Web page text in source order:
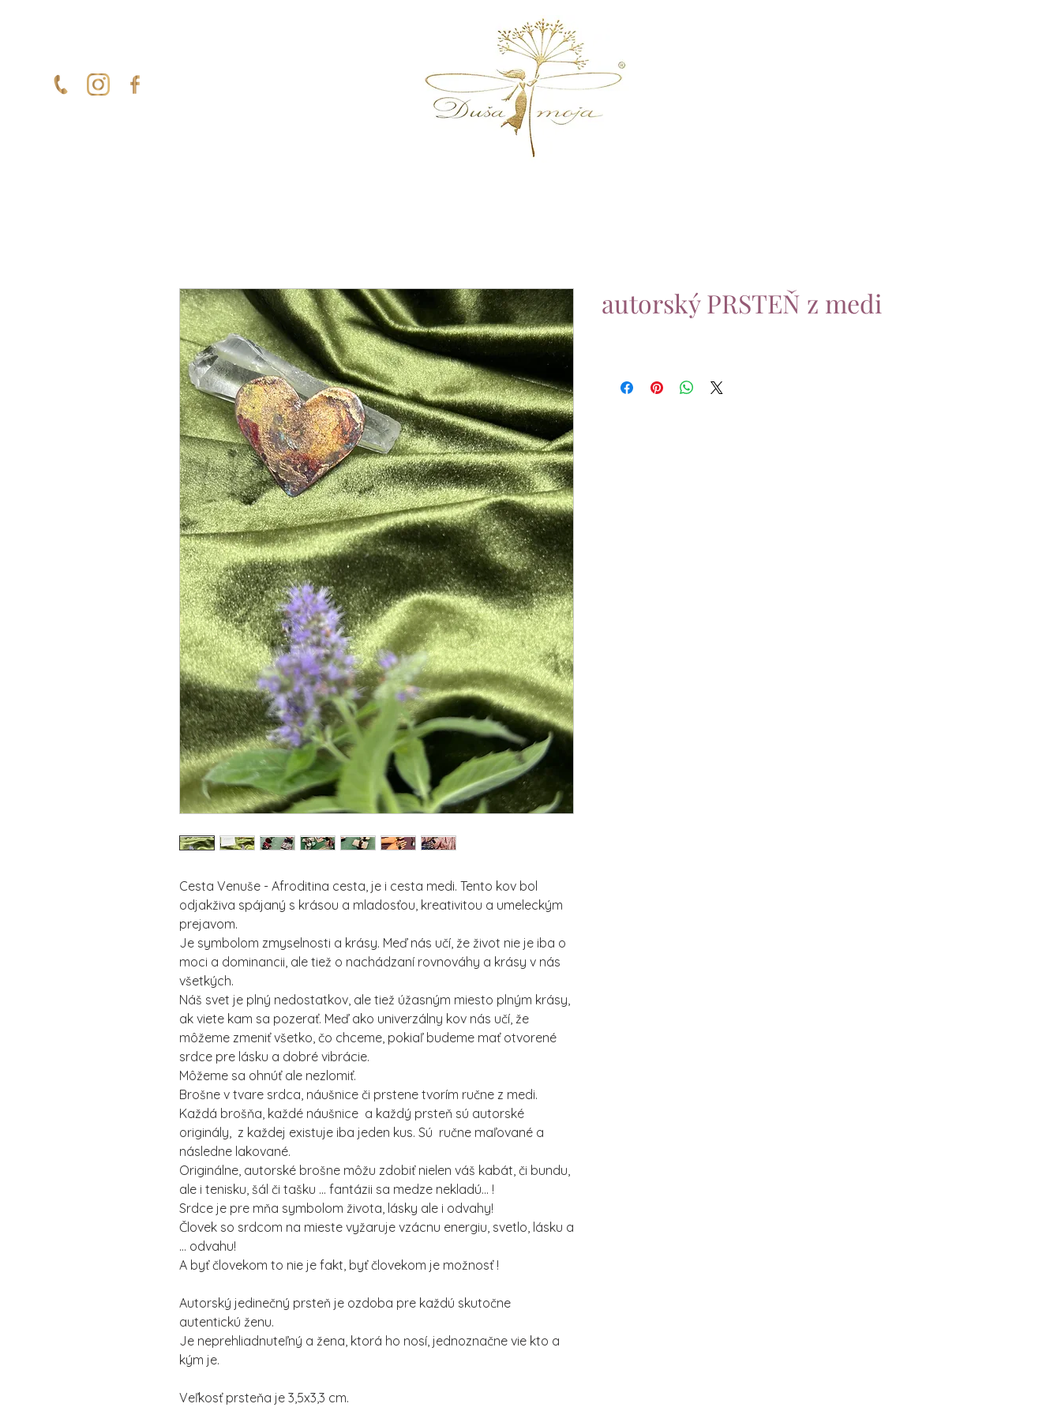
Cesta Venuše - Afroditina cesta, je i cesta medi. Tento kov bol
odjakživa spájaný s krásou a mladosťou, kreativitou a umeleckým
prejavom.
Je symbolom zmyselnosti a krásy. Meď nás učí, že život nie je iba o
moci a dominancii, ale tiež o nachádzaní rovnováhy a krásy v nás
všetkých.
Náš svet je plný nedostatkov, ale tiež úžasným miesto plným krásy,
ak viete kam sa pozerať. Meď ako univerzálny kov nás učí, že
môžeme zmeniť všetko, čo chceme, pokiaľ budeme mať otvorené
srdce pre lásku a dobré vibrácie.
Môžeme sa ohnúť ale nezlomiť.
Brošne v tvare srdca, náušnice či prstene tvorím ručne z medi.
Každá brošňa, každé náušnice a každý prsteň sú autorské
originály, z každej existuje iba jeden kus. Sú ručne maľované a
následne lakované.
Originálne, autorské brošne môžu zdobiť nielen váš kabát, či bundu,
ale i tenisku, šál či tašku ... fantázii sa medze nekladú... !
Srdce je pre mňa symbolom života, lásky ale i odvahy!
Človek so srdcom na mieste vyžaruje vzácnu energiu, svetlo, lásku a
... odvahu!
A byť človekom to nie je fakt, byť človekom je možnosť !
Autorský jedinečný prsteň je ozdoba pre každú skutočne
autentickú ženu.
Je neprehliadnuteľný a žena, ktorá ho nosí, jednoznačne vie kto a
kým je.
Veľkosť prsteňa je 3,5x3,3 cm.
autorský PRSTEŇ z medi